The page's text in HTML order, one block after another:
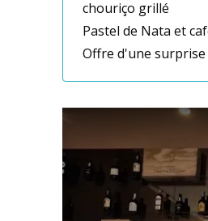
chouriço grillé
Pastel de Nata et
Offre d'une surprise